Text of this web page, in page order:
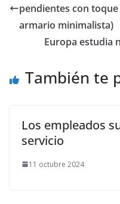
pendientes con
armario minimalista)
Europa estudia
También te
Los empleados
servicio
11 octubre 2024